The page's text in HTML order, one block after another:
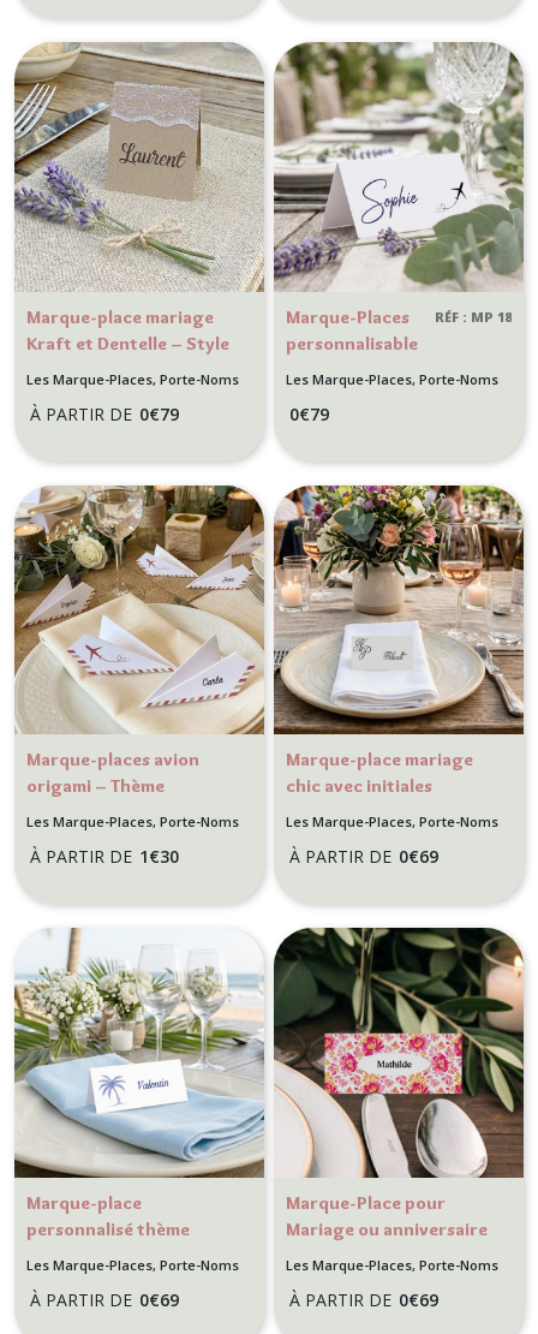
Marque-place mariage
Kraft et Dentelle – Style
Les Marque-Places, Porte-Noms
À PARTIR DE 0€79
Marque-Places
personnalisable
Mariage thème
RÉF : MP 18
Les Marque-Places, Porte-Noms
0€79
Marque-places avion
origami – Thème
mariage Voyage
Rose des vents ou Avion
Les Marque-Places, Porte-Noms
À PARTIR DE 1€30
Marque-place mariage
chic avec initiales
calligraphiées – Design
Les Marque-Places, Porte-Noms
À PARTIR DE 0€69
Marque-place
personnalisé thème
plage et tropique –
Les Marque-Places, Porte-Noms
À PARTIR DE 0€69
Marque-Place pour
Mariage ou anniversaire
style Botanique
folk
Les Marque-Places, Porte-Noms
À PARTIR DE 0€69